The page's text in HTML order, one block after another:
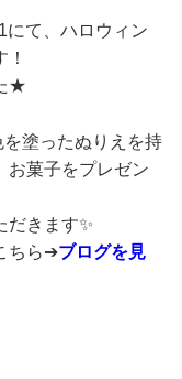
にて、ハロウィン
★
を塗ったぬりえを持
お菓子をプレゼン
だきます✨
ちら➔ブログを見